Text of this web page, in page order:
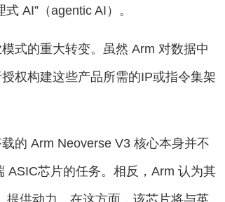
AI”（agentic AI）。
式的重大转变。虽然 Arm 对数据中
权构建这些产品所需的IP或指令集架
的 Arm Neoverse V3 核心本身并不
ASIC芯片的任务。相反，Arm 认为其
供动力。在这方面，该芯片将与英